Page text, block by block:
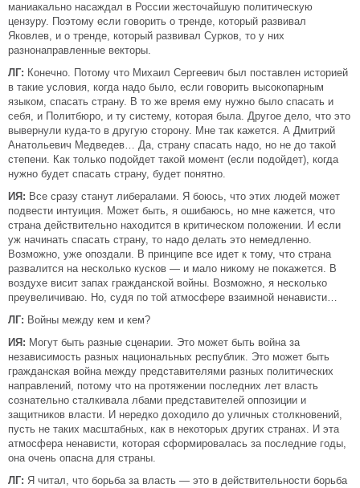
маниакально насаждал в России жесточайшую политическую
цензуру. Поэтому если говорить о тренде, который развивал
Яковлев, и о тренде, который развивал Сурков, то у них
разнонаправленные векторы.
ЛГ: Конечно. Потому что Михаил Сергеевич был поставлен историей
в такие условия, когда надо было, если говорить высокопарным
языком, спасать страну. В то же время ему нужно было спасать и
себя, и Политбюро, и ту систему, которая была. Другое дело, что это
вывернули куда-то в другую сторону. Мне так кажется. А Дмитрий
Анатольевич Медведев… Да, страну спасать надо, но не до такой
степени. Как только подойдет такой момент (если подойдет), когда
нужно будет спасать страну, будет понятно.
ИЯ: Все сразу станут либералами. Я боюсь, что этих людей может
подвести интуиция. Может быть, я ошибаюсь, но мне кажется, что
страна действительно находится в критическом положении. И если
уж начинать спасать страну, то надо делать это немедленно.
Возможно, уже опоздали. В принципе все идет к тому, что страна
развалится на несколько кусков — и мало никому не покажется. В
воздухе висит запах гражданской войны. Возможно, я несколько
преувеличиваю. Но, судя по той атмосфере взаимной ненависти…
ЛГ: Войны между кем и кем?
ИЯ: Могут быть разные сценарии. Это может быть война за
независимость разных национальных республик. Это может быть
гражданская война между представителями разных политических
направлений, потому что на протяжении последних лет власть
сознательно сталкивала лбами представителей оппозиции и
защитников власти. И нередко доходило до уличных столкновений,
пусть не таких масштабных, как в некоторых других странах. И эта
атмосфера ненависти, которая сформировалась за последние годы,
она очень опасна для страны.
ЛГ: Я читал, что борьба за власть — это в действительности борьба